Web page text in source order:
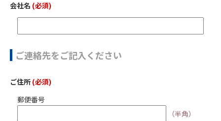
会社名 (必須)
ご連絡先をご記入ください
ご住所 (必須)
郵便番号
（半角）